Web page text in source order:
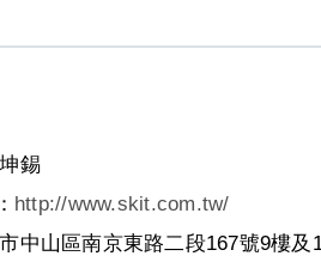
錫
http://www.skit.com.tw/
中山區南京東路二段167號9樓及